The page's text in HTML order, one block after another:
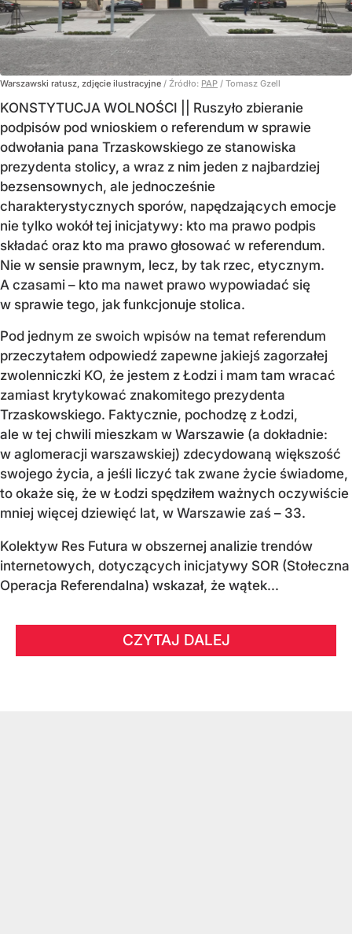
Warszawski ratusz, zdjęcie ilustracyjne / Źródło: PAP / Tomasz Gzell
KONSTYTUCJA WOLNOŚCI || Ruszyło zbieranie
podpisów pod wnioskiem o referendum w sprawie
odwołania pana Trzaskowskiego ze stanowiska
prezydenta stolicy, a wraz z nim jeden z najbardziej
bezsensownych, ale jednocześnie
charakterystycznych sporów, napędzających emocje
nie tylko wokół tej inicjatywy: kto ma prawo podpis
składać oraz kto ma prawo głosować w referendum.
Nie w sensie prawnym, lecz, by tak rzec, etycznym.
A czasami – kto ma nawet prawo wypowiadać się
w sprawie tego, jak funkcjonuje stolica.
Pod jednym ze swoich wpisów na temat referendum
przeczytałem odpowiedź zapewne jakiejś zagorzałej
zwolenniczki KO, że jestem z Łodzi i mam tam wracać
zamiast krytykować znakomitego prezydenta
Trzaskowskiego. Faktycznie, pochodzę z Łodzi,
ale w tej chwili mieszkam w Warszawie (a dokładnie:
w aglomeracji warszawskiej) zdecydowaną większość
swojego życia, a jeśli liczyć tak zwane życie świadome,
to okaże się, że w Łodzi spędziłem ważnych oczywiście
mniej więcej dziewięć lat, w Warszawie zaś – 33.
Kolektyw Res Futura w obszernej analizie trendów
internetowych, dotyczących inicjatywy SOR (Stołeczna
Operacja Referendalna) wskazał, że wątek...
CZYTAJ DALEJ